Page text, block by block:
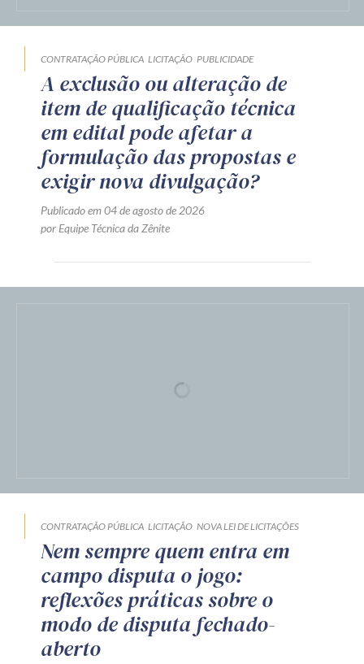
CONTRATAÇÃO PÚBLICA LICITAÇÃO PUBLICIDADE
A exclusão ou alteração de
item de qualificação técnica
em edital pode afetar a
formulação das propostas e
exigir nova divulgação?
Publicado em 04 de agosto de 2026
por Equipe Técnica da Zênite
CONTRATAÇÃO PÚBLICA LICITAÇÃO NOVA LEI DE LICITAÇÕES
Nem sempre quem entra em
campo disputa o jogo:
reflexões práticas sobre o
modo de disputa fechado-
aberto